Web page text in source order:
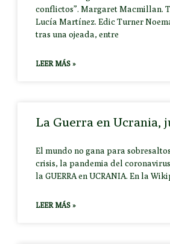
conflictos”. Margaret Macmillan.
Lucía Martínez. Edic Turner
tras una ojeada, entre
LEER MÁS »
La Guerra en Ucrania,
El mundo no gana para
crisis, la pandemia del
la GUERRA en UCRANIA. En la
LEER MÁS »